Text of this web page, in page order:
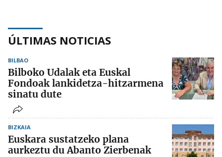
ÚLTIMAS NOTICIAS
BILBAO
Bilboko Udalak eta Euskal
Fondoak lankidetza-hitzarmena
sinatu dute
BIZKAIA
Euskara sustatzeko plana
aurkeztu du Abanto Zierbenak